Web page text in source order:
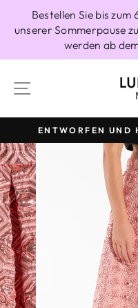
Inhalt
Bestellen Sie bis
unserer Sommerpause
werden ab
ENTWORFEN UND